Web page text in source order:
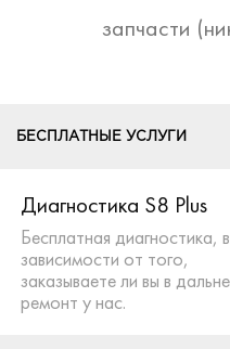
запчасти
БЕСПЛАТНЫЕ УСЛУГИ
Диагностика S8 Plus
Бесплатная диагностика,
зависимости от того,
заказываете ли вы в
ремонт у нас.